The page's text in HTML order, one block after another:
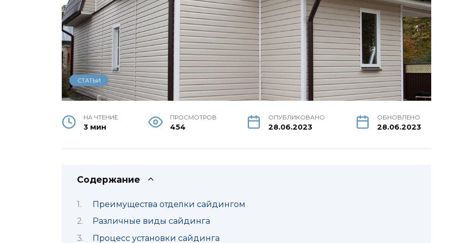
СТАТЬИ
НА ЧТЕНИЕ
3 мин
ПРОСМОТРОВ
454
ОПУБЛИКОВАНО
28.06.2023
ОБНОВЛЕНО
28.06.2023
Содержание
Преимущества отделки сайдингом
Различные виды сайдинга
Процесс установки сайдинга